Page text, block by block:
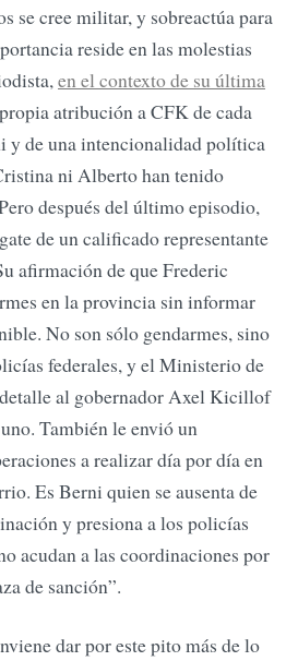
se cree militar, y sobreactúa para
reside en las molestias
en el contexto de su última
atribución a CFK de cada
y de una intencionalidad política
ni Alberto han tenido
después del último episodio,
de un calificado representante
afirmación de que Frederic
en la provincia sin informar
No son sólo gendarmes, sino
federales, y el Ministerio de
al gobernador Axel Kicillof
También le envió un
a realizar día por día en
Es Berni quien se ausenta de
y presiona a los policías
acudan a las coordinaciones por
de sanción”.
dar por este pito más de lo